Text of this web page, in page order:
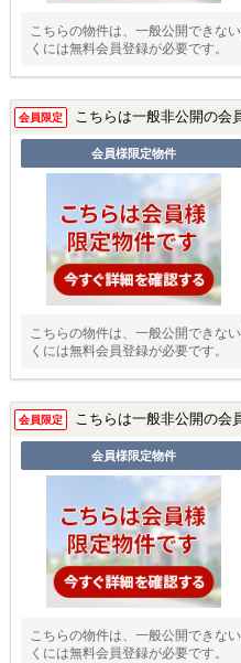
こちらの物件は、一般公開できな
くには無料会員登録が必要です。
会員限定 こちらは一般非公開の会
会員様限定物件
こちらの物件は、一般公開できな
くには無料会員登録が必要です。
会員限定 こちらは一般非公開の会
会員様限定物件
こちらの物件は、一般公開できな
くには無料会員登録が必要です。